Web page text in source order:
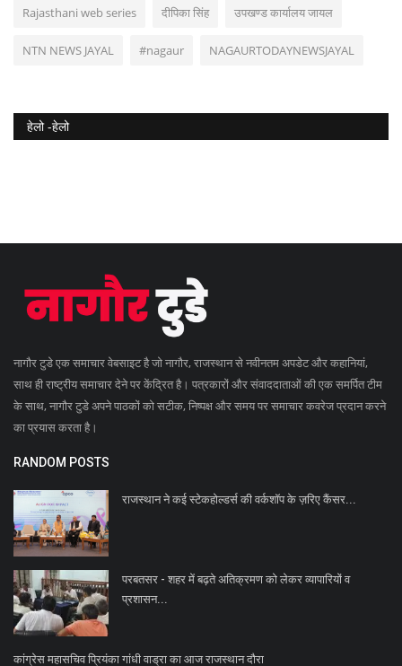
Rajasthani web series दीपिका सिंह उपखण्ड कार्यालय जायल
NTN NEWS JAYAL #nagaur NAGAURTODAYNEWSJAYAL
हेलो -हेलो
नागौर टुडे एक समाचार वेबसाइट है जो नागौर, राजस्थान से नवीनतम अपडेट और कहानियां,
साथ ही राष्ट्रीय समाचार देने पर केंद्रित है। पत्रकारों और संवाददाताओं की एक समर्पित टीम
के साथ, नागौर टुडे अपने पाठकों को सटीक, निष्पक्ष और समय पर समाचार कवरेज प्रदान करने
का प्रयास करता है।
RANDOM POSTS
राजस्थान ने कई स्टेकहोल्डर्स की वर्कशॉप के ज़रिए कैंसर...
परबतसर - शहर में बढ़ते अतिक्रमण को लेकर व्यापारियों व
प्रशासन...
कांग्रेस महासचिव प्रियंका गांधी वाड्रा का आज राजस्थान दौरा